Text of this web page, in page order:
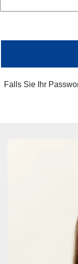
Falls Sie Ihr